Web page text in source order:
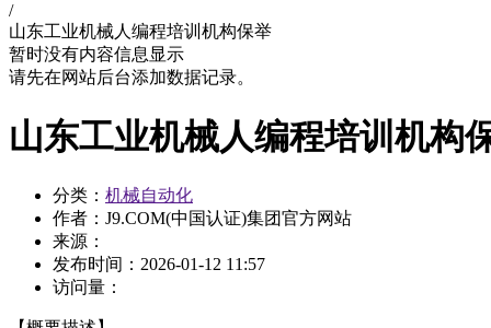
/
山东工业机械人编程培训机构保举
暂时没有内容信息显示
请先在网站后台添加数据记录。
山东工业机械人编程培训机构
分类： 机械自动化
作者：J9.COM(中国认证)集团官方网站
来源：
发布时间： 2026-01-12 11:57
访问量：